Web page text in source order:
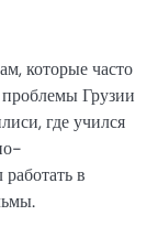
которые часто
Грузии
где учился
в